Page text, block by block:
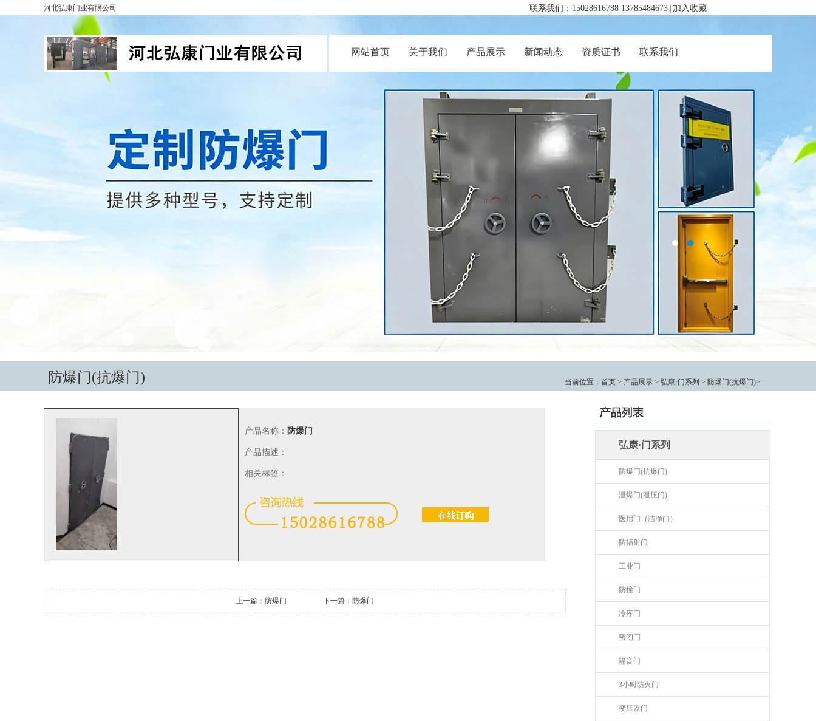
河北弘康门业有限公司 联系我们：15028616788 13785484673 加入收藏
网站首页 关于我们 产品展示 新闻动态 资质证书 联系我们
防爆门(抗爆门) 当前位置： 首页 > 产品展示 > 弘康·门系列 > 防爆门(抗爆门)>
产品名称： 防爆门
产品描述：
相关标签：
上一篇： 防爆门 下一篇： 防爆门
弘康·门系列
防爆门(抗爆门)
泄爆门(泄压门)
医用门（洁净门）
防辐射门
工业门
防撞门
冷库门
密闭门
隔音门
3小时防火门
变压器门